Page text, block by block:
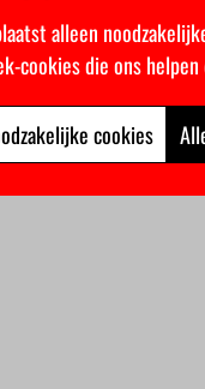
alleen
cookies die ons
cookies